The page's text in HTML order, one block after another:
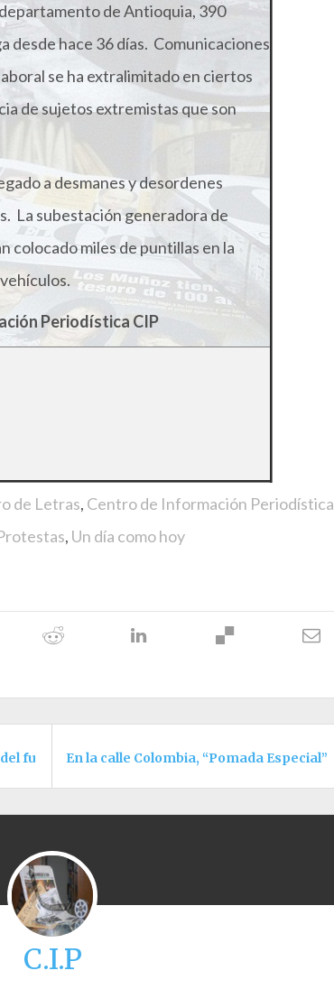
de Antioquia, 390
desde hace 36 días. Comunicaciones
se ha extralimitado en ciertos
de sujetos extremistas que son
a desmanes y desordenes
La subestación generadora de
colocado miles de puntillas en la
Periodística CIP
de Letras, Centro de Información Periodística
, Un día como hoy
fuego En la calle Colombia, “Pomada Especial”
C.I.P